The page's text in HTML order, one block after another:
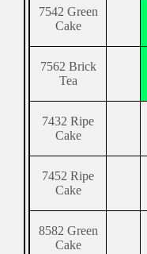
7542 Green
Cake
7562 Brick
Tea
7432 Ripe
Cake
7452 Ripe
Cake
8582 Green
Cake